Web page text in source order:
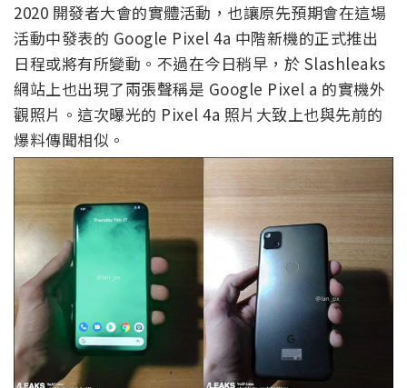
2020 開發者大會的實體活動，也讓原先預期會在這場
活動中發表的 Google Pixel 4a 中階新機的正式推出
日程或將有所變動。不過在今日稍早，於 Slashleaks
網站上也出現了兩張聲稱是 Google Pixel a 的實機外
觀照片。這次曝光的 Pixel 4a 照片大致上也與先前的
爆料傳聞相似。